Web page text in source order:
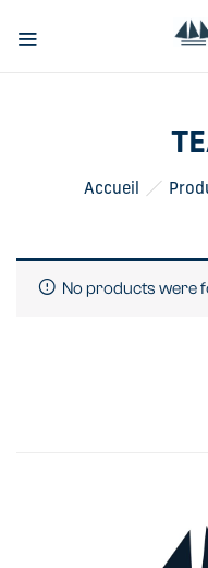
Accueil
No products were
Panneau de gestion des